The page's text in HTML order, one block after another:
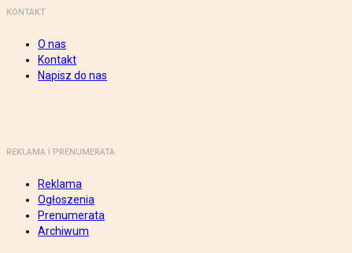
KONTAKT
O nas
Kontakt
Napisz do nas
REKLAMA I PRENUMERATA
Reklama
Ogłoszenia
Prenumerata
Archiwum